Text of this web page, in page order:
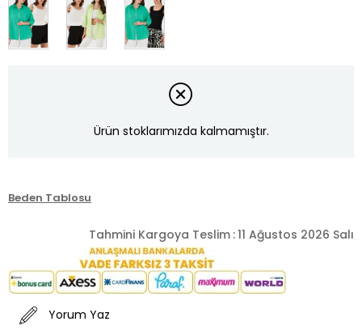
Ürün stoklarımızda kalmamıştır.
Beden Tablosu
Tahmini Kargoya Teslim :11 Ağustos 2026 Salı
Yorum Yaz